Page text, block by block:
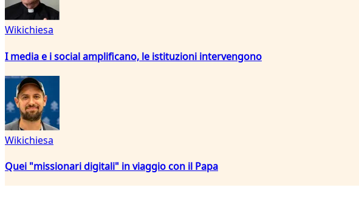
Wikichiesa
I media e i social amplificano, le istituzioni intervengono
Wikichiesa
Quei "missionari digitali" in viaggio con il Papa